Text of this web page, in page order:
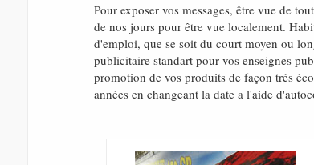
Pour exposer vos messages, être vue de
de nos jours pour être vue localement.
d'emploi, que se soit du court moyen ou
publicitaire standart pour vos enseignes
promotion de vos produits de façon trés
années en changeant la date a l'aide